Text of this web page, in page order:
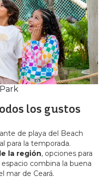
los gustos
de playa del Beach
para la temporada.
la región, opciones para
combina la buena
mar de Ceará.